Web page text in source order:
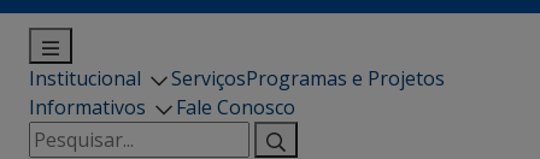
Institucional ServiçosProgramas e Projetos
Informativos
Fale Conosco
Pesquisar